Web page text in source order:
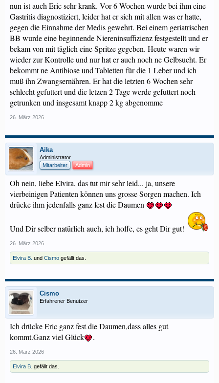
nun ist auch Eric sehr krank. Vor 6 Wochen wurde bei ihm eine
Gastritis diagnostiziert, leider hat er sich mit allen was er hatte,
gegen die Einnahme der Medis gewehrt. Bei einem geriatrischen
BB wurde eine beginnende Niereninsuffizienz festgestellt und er
bekam von mit täglich eine Spritze gegeben. Heute waren wir
wieder zur Kontrolle und nur hat er auch noch ne Gelbsucht. Er
bekommt ne Antibiose und Tabletten für die 1 Leber und ich
muß ihn Zwangsernähren. Er hat die letzten 6 Wochen sehr
schlecht gefuttert und die letzen 2 Tage werde gefuttert noch
getrunken und insgesamt knapp 2 kg abgenomme
26. März 2026
Aika
Administrator
Mitarbeiter
Admin
Oh nein, liebe Elvira, das tut mir sehr leid... ja, unsere
vierbeinigen Patienten können uns grosse Sorgen machen. Ich
drücke ihm jedenfalls ganz fest die Daumen
Und Dir selber natürlich auch, ich hoffe, es geht Dir gut!
26. März 2026
Elvira B. und Cismo gefällt das.
Cismo
Erfahrener Benutzer
Ich drücke Eric ganz fest die Daumen,dass alles gut
kommt.Ganz viel Glück
.
26. März 2026
Elvira B. gefällt das.